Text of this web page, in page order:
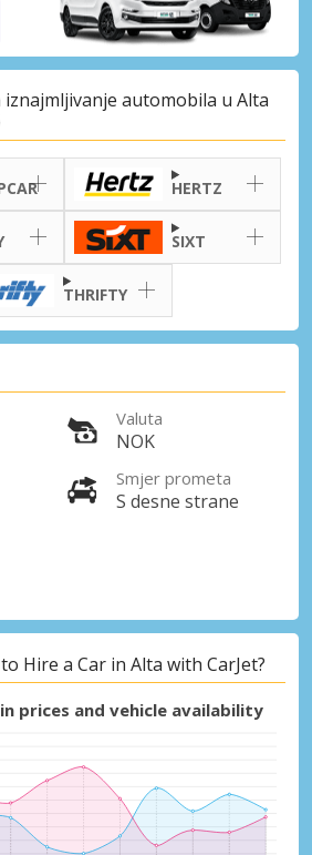
automobila u Alta
HERTZ
SIXT
THRIFTY
Valuta
NOK
Smjer prometa
S desne strane
Hire a Car in Alta with CarJet?
prices and vehicle availability